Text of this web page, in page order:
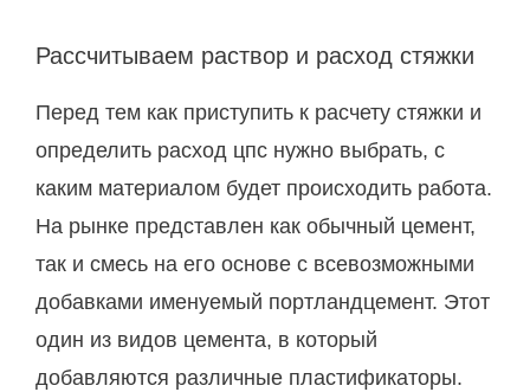
Рассчитываем раствор и расход стяжки
Перед тем как приступить к расчету стяжки и
определить расход цпс нужно выбрать, с
каким материалом будет происходить работа.
На рынке представлен как обычный цемент,
так и смесь на его основе с всевозможными
добавками именуемый портландцемент. Этот
один из видов цемента, в который
добавляются различные пластификаторы.